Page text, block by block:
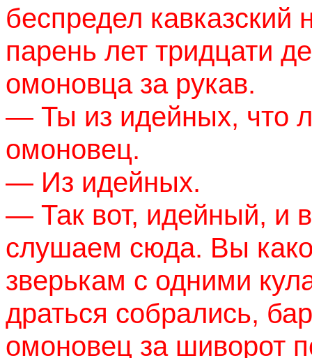
беспредел
парень лет тридцати
омоновца за рукав.
— Ты из идейных, что
омоновец.
— Из идейных.
— Так вот, идейный, и
слушаем сюда. Вы
зверькам с одними
драться собрались,
омоновец за шиворот